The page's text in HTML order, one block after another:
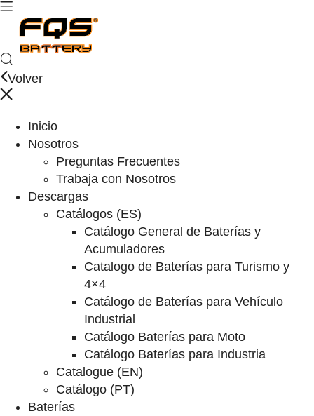
Volver
Inicio
Nosotros
Preguntas Frecuentes
Trabaja con Nosotros
Descargas
Catálogos (ES)
Catálogo General de Baterías y
Acumuladores
Catalogo de Baterías para Turismo y
4×4
Catálogo de Baterías para Vehículo
Industrial
Catálogo Baterías para Moto
Catálogo Baterías para Industria
Catalogue (EN)
Catálogo (PT)
Baterías